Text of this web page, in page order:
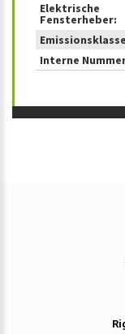
Elektrische
Fensterheber:
Interne